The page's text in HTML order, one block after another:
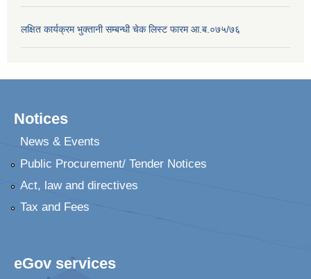
लक्षित कार्यक्रम भुक्तानी सम्बन्धी चेक लिस्ट फारम आ.ब.०७५/७६
Notices
News & Events
Public Procurement/ Tender Notices
Act, law and directives
Tax and Fees
eGov services